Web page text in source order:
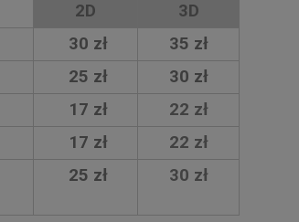
2D
3D
30 zł
35 zł
25 zł
30 zł
17 zł
22 zł
17 zł
22 zł
25 zł 30 zł